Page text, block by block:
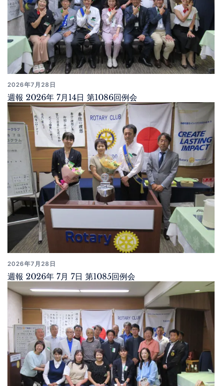
2026年7月28日
週報 2026年 7月14日 第1086回例会
2026年7月28日
週報 2026年 7月 7日 第1085回例会